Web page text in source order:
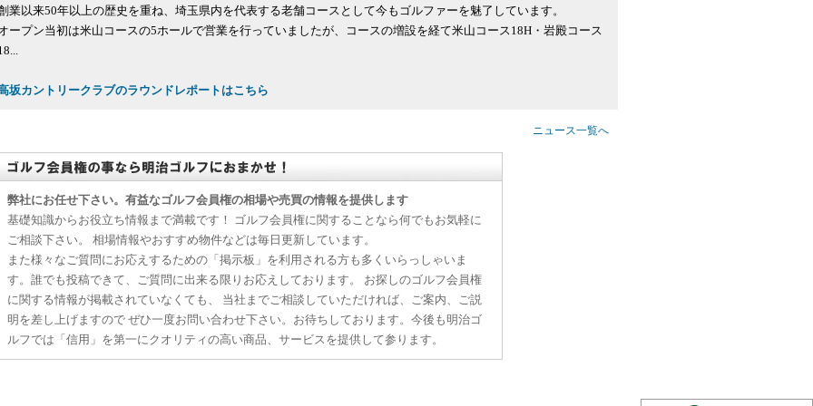
業以来50年以上の歴史を重ね、埼玉県内を代表する老舗コースとして今もゴルファーを魅了しています。
ープン当初は米山コースの5ホールで営業を行っていましたが、コースの増設を経て米山コース18H・岩殿コース
坂カントリークラブのラウンドレポートはこちら
ニュース一覧へ
弊社にお任せ下さい。有益なゴルフ会員権の相場や売買の情報を提供します
基礎知識からお役立ち情報まで満載です！ ゴルフ会員権に関することなら何でもお気軽に
ご相談下さい。 相場情報やおすすめ物件などは毎日更新しています。
また様々なご質問にお応えするための「掲示板」を利用される方も多くいらっしゃいま
す。誰でも投稿できて、ご質問に出来る限りお応えしております。 お探しのゴルフ会員権
に関する情報が掲載されていなくても、 当社までご相談していただければ、ご案内、ご説
明を差し上げますので ぜひ一度お問い合わせ下さい。お待ちしております。今後も明治ゴ
ルフでは「信用」を第一にクオリティの高い商品、サービスを提供して参ります。